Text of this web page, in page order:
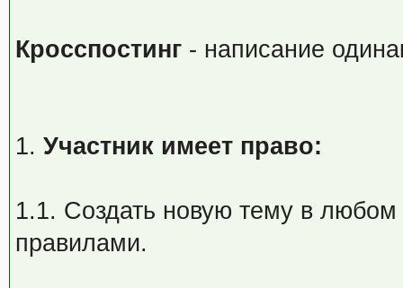
Кросспостинг- написание
1. Участник имеет право:
1.1. Создать новую тему в
правилами.